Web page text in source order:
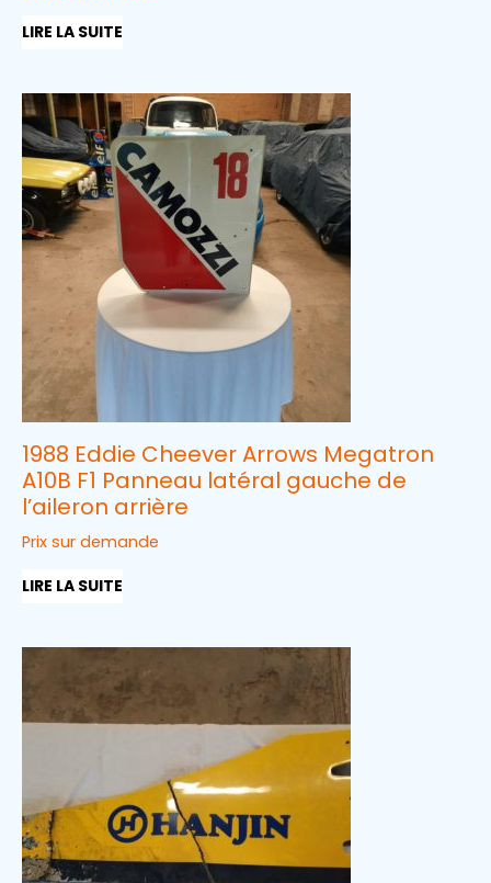
LIRE LA SUITE
1988 Eddie Cheever Arrows Megatron
A10B F1 Panneau latéral gauche de
l’aileron arrière
Prix sur demande
LIRE LA SUITE